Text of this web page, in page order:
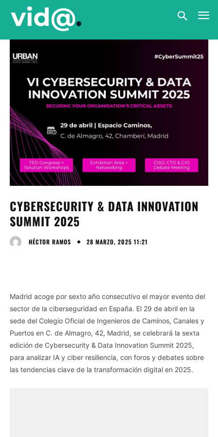
CYBERSECURITY & DATA INNOVATION
SUMMIT 2025
HÉCTOR RAMOS 28 MARZO, 2025 11:21
Madrid acoge por sexto año consecutivo el mayor evento del
sector de la ciberseguridad en España. El 29 de abril en la
sede del Colegio Oficial de Ingenieros de Caminos, Canales y
Puertos en C. de Almagro, 42, Madrid, se celebrará la sexta
edición de Cybersecurity & Data Innovation Summit 2025,
para analizar IA y ciber resiliencia, con foros y debates sobre
las tendencias clave de la transformación digital en 2025.